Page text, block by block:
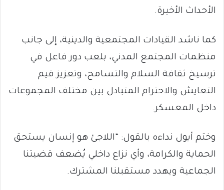
الأحداث الأخيرة.
كما ناشد القيادات المجتمعية والدينية، إلى جانب
منظمات المجتمع المدني، بلعب دور فاعل في
ترسيخ ثقافة السلام والتسامح، وتعزيز قيم
التعايش والاحترام المتبادل بين مختلف المجموعات
داخل المعسكر.
وختم أيول نداءه بالقول: “اللاجئ هو إنسان يستحق
الحماية والكرامة، وأي نزاع داخلي يُضعف قضيتنا
الجماعية ويهدد مستقبلنا المشترك.